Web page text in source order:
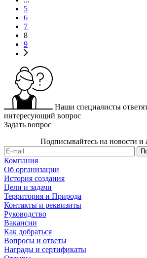
5
6
7
8
9
Наши специалисты
интересующий вопрос
Задать вопрос
Подписывайтесь на новости и
Компания
Об организации
История создания
Цели и задачи
Территория и Природа
Контакты и реквизиты
Руководство
Вакансии
Как добраться
Вопросы и ответы
Награды и сертификаты